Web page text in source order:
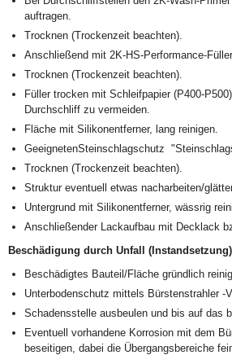
auftragen.
Trocknen (Trockenzeit beachten).
Anschließend mit 2K-HS-Performance-
Trocknen (Trockenzeit beachten).
Füller trocken mit Schleifpapier (P400-
Durchschliff zu vermeiden.
Fläche mit Silikonentferner, lang reinigen.
GeeignetenSteinschlagschutz
Trocknen (Trockenzeit beachten).
Struktur eventuell etwas nacharbeiten/
Untergrund mit Silikonentferner, wässrig
Anschließender Lackaufbau mit Decklack
Beschädigung durch Unfall (Instandsetzung)
Beschädigtes Bauteil/Fläche gründlich
Unterbodenschutz mittels Bürstenstrahler -
Schadensstelle ausbeulen und bis auf das
Eventuell vorhandene Korrosion mit dem
beseitigen, dabei die Übergangsbereiche